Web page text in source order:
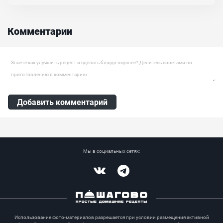
свинина и томленые овощи — полноценное блюдо с интересной
Комментарии
Оставить комментарий
Добавить комментарий
Мы в социальных сетях:
Использование фото-материалов разрешается при условии размещения активной